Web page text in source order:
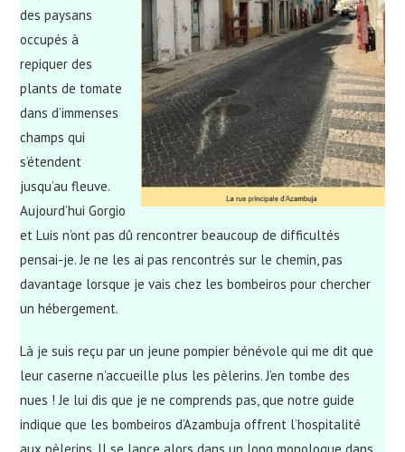
des paysans
occupés à
repiquer des
plants de tomate
dans d’immenses
champs qui
s’étendent
jusqu’au fleuve.
Aujourd’hui Gorgio
et Luis n’ont pas dû rencontrer beaucoup de difficultés
pensai-je. Je ne les ai pas rencontrés sur le chemin, pas
davantage lorsque je vais chez les bombeiros pour chercher
un hébergement.
Là je suis reçu par un jeune pompier bénévole qui me dit que
leur caserne n’accueille plus les pèlerins. J’en tombe des
nues ! Je lui dis que je ne comprends pas, que notre guide
indique que les bombeiros d’Azambuja offrent l’hospitalité